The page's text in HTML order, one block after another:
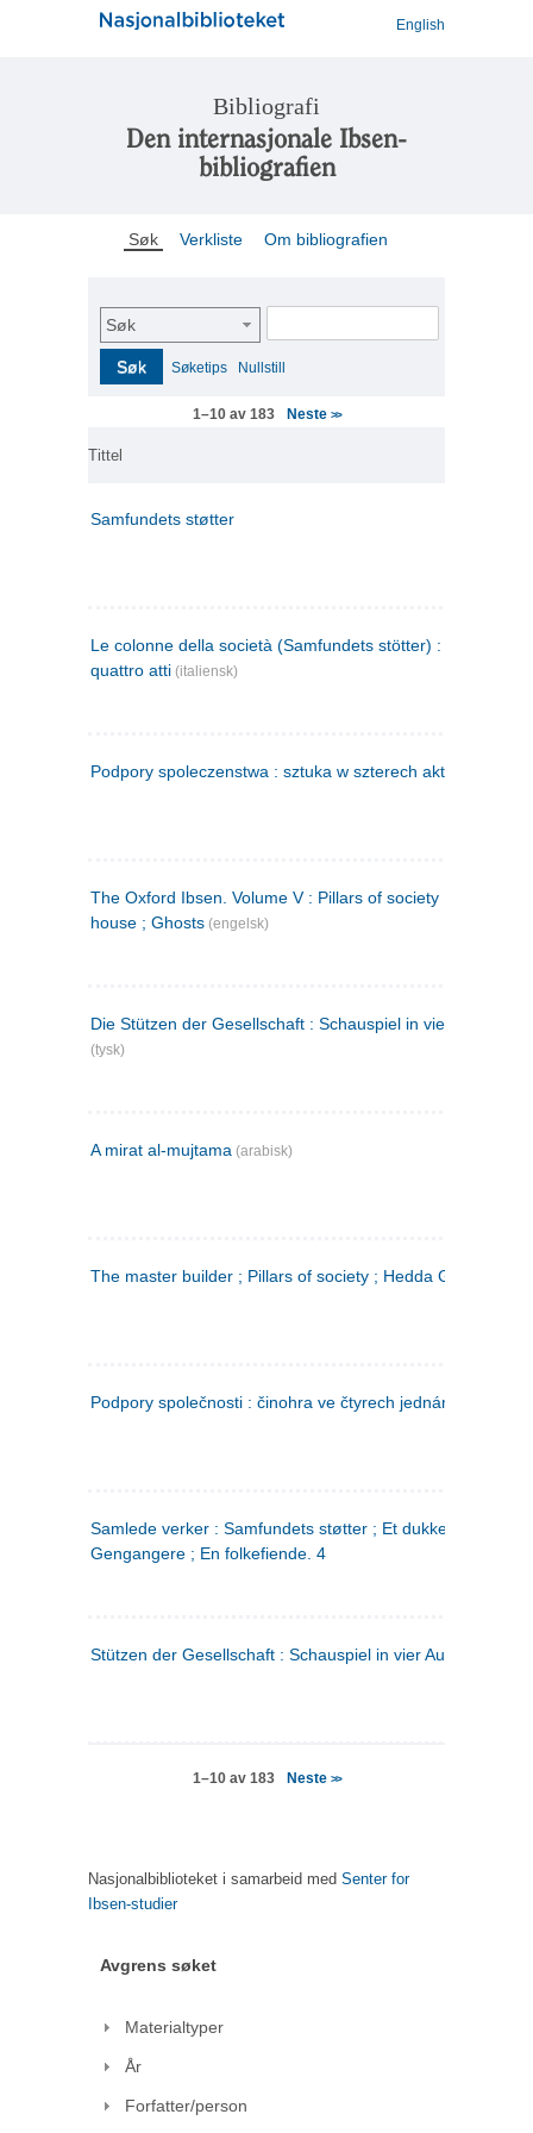
English
Bibliografi
Den internasjonale Ibsen-
bibliografien
Søk Verkliste Om bibliografien
Søk
Søk Søketips Nullstill
1–10 av 183 Neste >>
Tittel
Samfundets støtter
Le colonne della società (Samfundets stötter) : commedia
quattro atti (italiensk)
Podpory spoleczenstwa : sztuka w szterech aktach
The Oxford Ibsen. Volume V : Pillars of society ; A doll's
house ; Ghosts (engelsk)
Die Stützen der Gesellschaft : Schauspiel in vier Aufzügen
(tysk)
A mirat al-mujtama (arabisk)
The master builder ; Pillars of society ; Hedda Gabler
Podpory společnosti : činohra ve čtyrech jednáních
Samlede verker : Samfundets støtter ; Et dukkehjem ;
Gengangere ; En folkefiende. 4
Stützen der Gesellschaft : Schauspiel in vier Aufzügen
1–10 av 183 Neste >>
Nasjonalbiblioteket i samarbeid med Senter for
Ibsen-studier
Avgrens søket
Materialtyper
År
Forfatter/person